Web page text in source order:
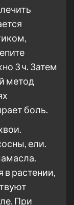
3 ч. Затем
метод
боль.
ели.
растении,
При